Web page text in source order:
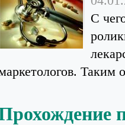
С
Таким